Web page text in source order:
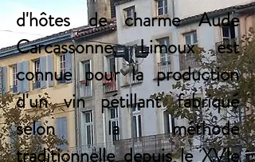
d'hôtes de charme Aude
Carcassonne,Limoux est
connue pour la production
d'un vin pétillant fabriqué
selon la méthode
traditionnelle depuis leXVIe